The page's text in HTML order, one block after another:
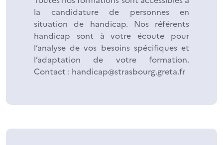
la candidature de personnes en
situation de handicap. Nos référents
handicap sont à votre écoute pour
l’analyse de vos besoins spécifiques et
l’adaptation de votre formation.
Contact : handicap@strasbourg.greta.fr